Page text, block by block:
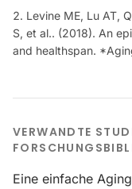
Levine ME, Lu AT,
S, et al.. (2018). An
and healthspan.
VERWANDTE
Eine einfache